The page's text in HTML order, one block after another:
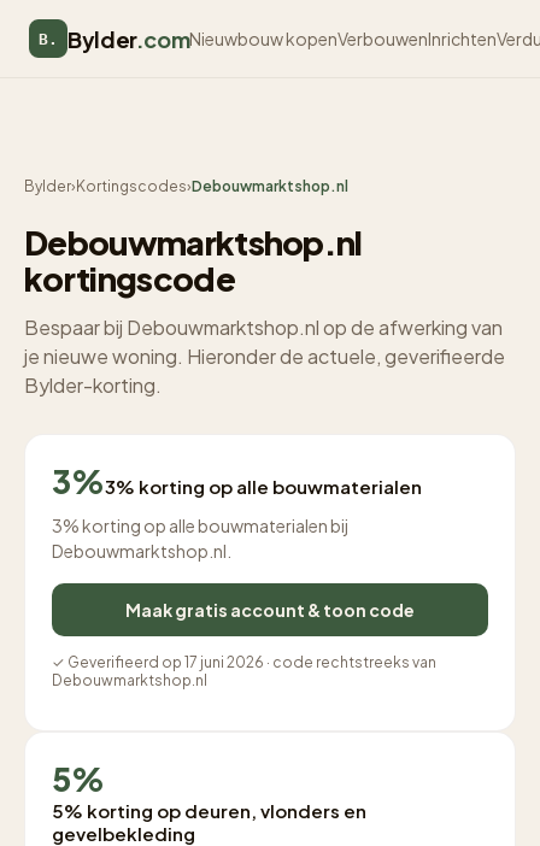
B. Bylder.comNieuwbouw kopenVerbouwenInrichten
Bylder› Kortingscodes›Debouwmarktshop.nl
Debouwmarktshop.nl
kortingscode
Bespaar bij Debouwmarktshop.nl op de afwerking van
je nieuwe woning. Hieronder de actuele, geverifieerde
Bylder-korting.
3%3% korting op alle bouwmaterialen
3% korting op alle bouwmaterialen bij
Debouwmarktshop.nl.
Maak gratis account & toon code
✓ Geverifieerd op 17 juni 2026 · code rechtstreeks van
Debouwmarktshop.nl
5%
5% korting op deuren, vlonders en
gevelbekleding